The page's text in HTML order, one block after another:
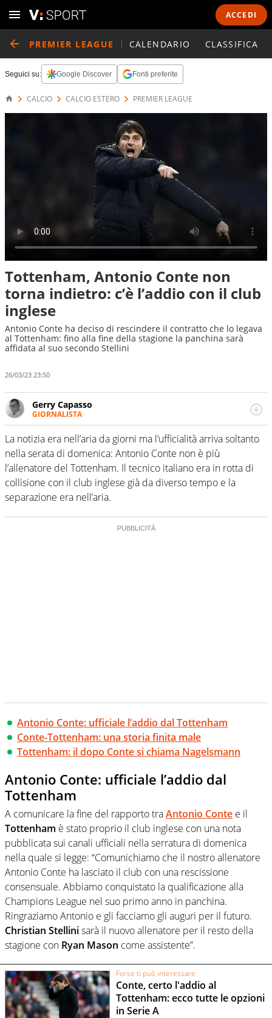
ACCEDI
PREMIER LEAGUE CALENDARIO CLASSIFICA
Seguici su: Google Discover Fonti preferite
CALCIO CALCIO ESTERO PREMIER LEAGUE
Tottenham, Antonio Conte non
torna indietro: c’è l’addio con il club
inglese
Antonio Conte ha deciso di rescindere il contratto che lo legava
al Tottenham: fino alla fine della stagione la panchina sarà
affidata al suo secondo Stellini
26/03/23 23:50
Gerry Capasso
GIORNALISTA
Per lui gli sport americani non hanno segreti: basket,
football, baseball e la capacità innata di trovare la notizia
dove altri non vedono granché
La notizia era nell’aria da giorni ma l’ufficialità arriva soltanto
nella serata di domenica: Antonio Conte non è più
l’allenatore del Tottenham. Il tecnico italiano era in rotta di
collisione con il club inglese già da diverso tempo e la
separazione era nell’aria.
Antonio Conte: ufficiale l’addio dal Tottenham
Conte-Tottenham: una storia finita male
Tottenham: il dopo Conte si chiama Nagelsmann
Antonio Conte: ufficiale l’addio dal
Tottenham
A comunicare la fine del rapporto traAntonio Conte e il
Tottenham è stato proprio il club inglese con una nota
pubblicata sui canali ufficiali nella serratura di domenica
nella quale si legge: “Comunichiamo che il nostro allenatore
Antonio Conte ha lasciato il club con una rescissione
consensuale. Abbiamo conquistato la qualificazione alla
Champions League nel suo primo anno in panchina.
Ringraziamo Antonio e gli facciamo gli auguri per il futuro.
Christian Stellinisarà il nuovo allenatore per il resto della
stagione con Ryan Mason come assistente”.
Forse ti può interessare
Conte, certo l'addio al
Tottenham: ecco tutte le opzioni
in Serie A